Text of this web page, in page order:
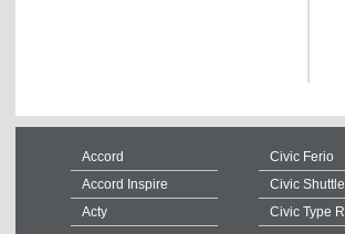
Accord
Accord Inspire
Acty
Civic Ferio
Civic Shuttle
Civic Type R